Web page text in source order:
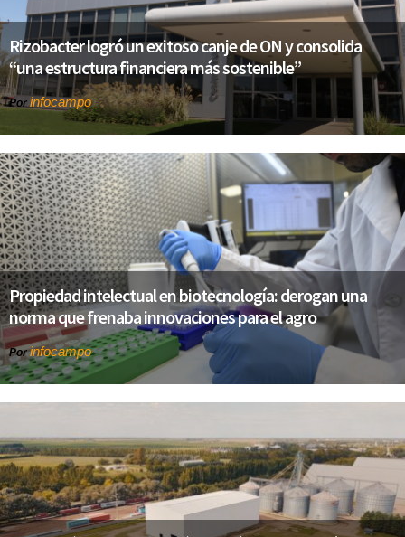
Rizobacter logró un exitoso canje de ON y consolida
“una estructura financiera más sostenible”
Por infocampo
Propiedad intelectual en biotecnología: derogan una
norma que frenaba innovaciones para el agro
Porinfocampo